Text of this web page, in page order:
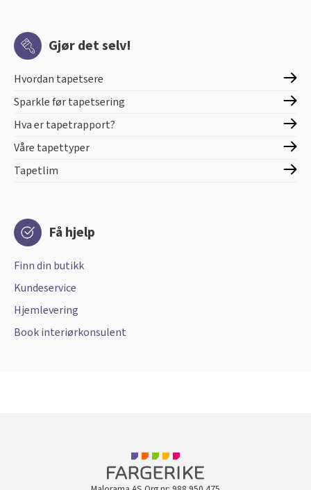
Gjør det selv!
Hvordan tapetsere
Sparkle før tapetsering
Hva er tapetrapport?
Våre tapettyper
Tapetlim
Få hjelp
Finn din butikk
Kundeservice
Hjemlevering
Book interiørkonsulent